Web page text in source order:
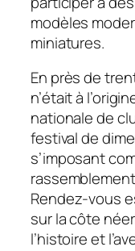
modèles
miniatures.
En près de
n’était à
nationale de
festival de
s’imposant
Rendez-vous
sur la côte
l’histoire et